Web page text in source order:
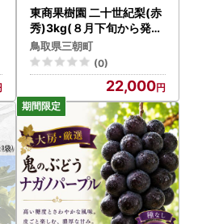
東商果樹園 二十世紀梨(赤
秀)3kg(８月下旬から発送
）
鳥取県三朝町
(0)
22,000